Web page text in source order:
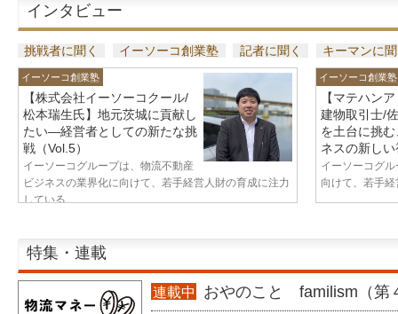
インタビュー
挑戦者に聞く イーソーコ創業塾 記者に聞く キーマンに
イーソーコ創業塾
【株式会社イーソーコクール/
松本瑞生氏】地元茨城に貢献し
たい—経営者としての新たな挑
戦（Vol.5）
イーソーコグループは、物流不動産
ビジネスの業界化に向けて、若手経営人財の育成に注力
している...
イーソーコ創業塾
【マテハン
建物取引士/
を土台に挑
ネスの新し
イーソーコグ
向けて、若手
特集・連載
連載中 おやのこと familism（第